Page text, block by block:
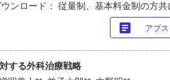
ンロード： 従量制、基本料金制の方共
article アブ
する外科治療戦略